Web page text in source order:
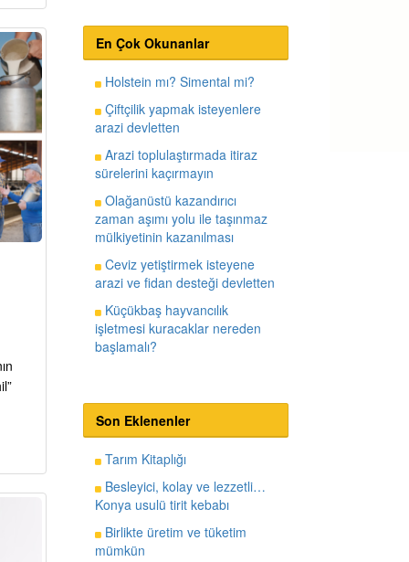
En Çok Okunanlar
Holstein mı? Simental mi?
Çiftçilik yapmak isteyenlere
arazi devletten
Arazi toplulaştırmada itiraz
sürelerini kaçırmayın
Olağanüstü kazandırıcı
zaman aşımı yolu ile taşınmaz
mülkiyetinin kazanılması
Ceviz yetiştirmek isteyene
arazi ve fidan desteği devletten
Küçükbaş hayvancılık
işletmesi kuracaklar nereden
başlamalı?
Son Eklenenler
Tarım Kitaplığı
Besleyici, kolay ve lezzetli…
Konya usulü tirit kebabı
Birlikte üretim ve tüketim
mümkün